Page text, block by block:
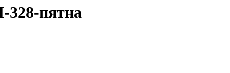
328-пятна